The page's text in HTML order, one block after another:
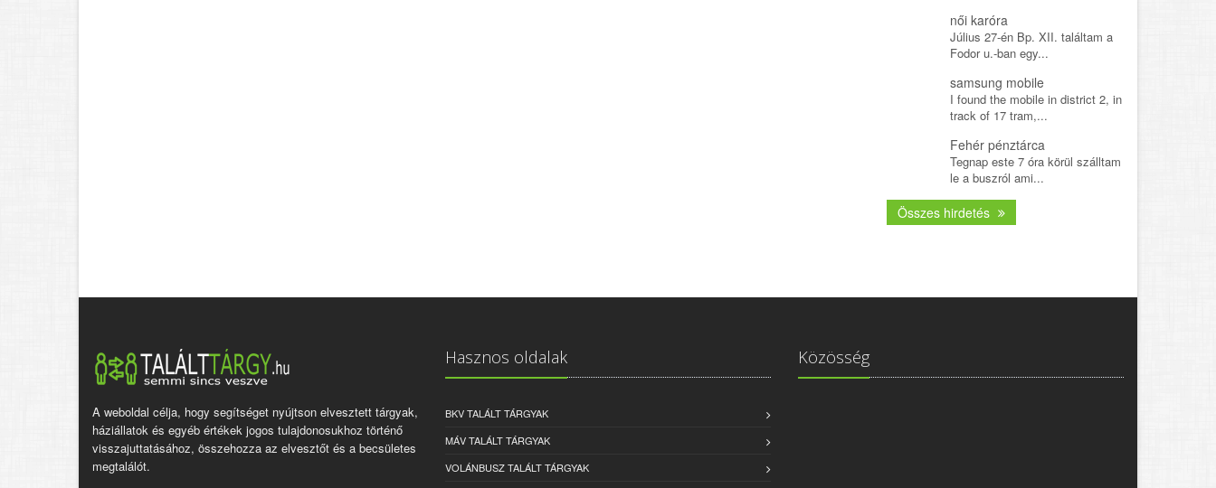
női karóra
Július 27-én Bp. XII. találtam a
Fodor u.-ban egy...
samsung mobile
I found the mobile in district 2, in
track of 17 tram,...
Fehér pénztárca
Tegnap este 7 óra körül szálltam
le a buszról ami...
Összes hirdetés
A weboldal célja, hogy segítséget nyújtson elvesztett tárgyak,
háziállatok és egyéb értékek jogos tulajdonosukhoz történő
visszajuttatásához, összehozza az elvesztőt és a becsületes
megtalálót.
Hasznos oldalak
BKV TALÁLT TÁRGYAK
MÁV TALÁLT TÁRGYAK
VOLÁNBUSZ TALÁLT TÁRGYAK
Közösség